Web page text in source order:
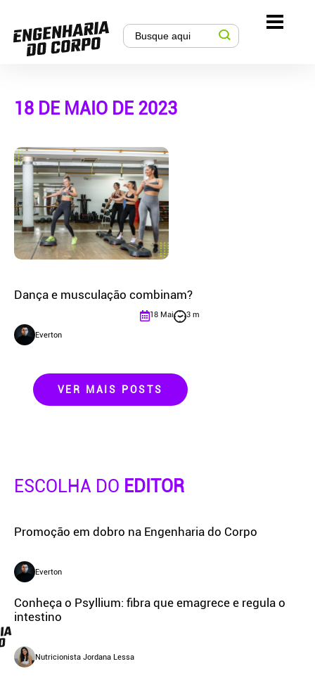
18 DE MAIO DE 2023
Dança e musculação combinam?
Everton
18 Mai 3 m
VER MAIS POSTS
ESCOLHA DO EDITOR
Promoção em dobro na Engenharia do Corpo
Everton
Conheça o Psyllium: fibra que emagrece e regula o
intestino
Nutricionista Jordana Lessa